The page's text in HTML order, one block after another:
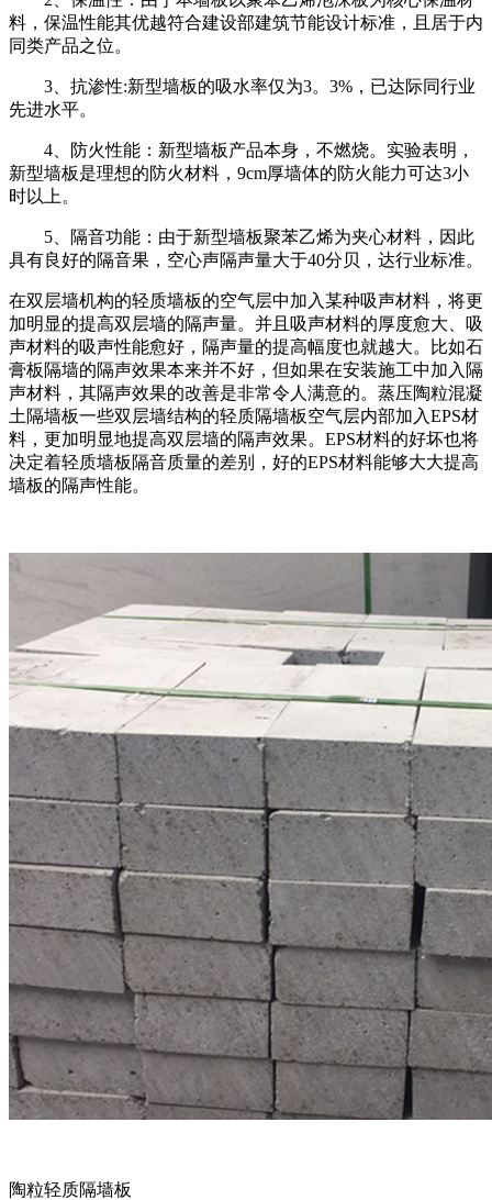
料，保温性能其优越符合建设部建筑节能设计标准，且居于内
同类产品之位。
3、抗渗性:新型墙板的吸水率仅为3。3%，已达际同行业
先进水平。
4、防火性能：新型墙板产品本身，不燃烧。实验表明，
新型墙板是理想的防火材料，9cm厚墙体的防火能力可达3小
时以上。
5、隔音功能：由于新型墙板聚苯乙烯为夹心材料，因此
具有良好的隔音果，空心声隔声量大于40分贝，达行业标准。
在双层墙机构的轻质墙板的空气层中加入某种吸声材料，将更
加明显的提高双层墙的隔声量。并且吸声材料的厚度愈大、吸
声材料的吸声性能愈好，隔声量的提高幅度也就越大。比如石
膏板隔墙的隔声效果本来并不好，但如果在安装施工中加入隔
声材料，其隔声效果的改善是非常令人满意的。蒸压陶粒混凝
土隔墙板一些双层墙结构的轻质隔墙板空气层内部加入EPS材
料，更加明显地提高双层墙的隔声效果。EPS材料的好坏也将
决定着轻质墙板隔音质量的差别，好的EPS材料能够大大提高
墙板的隔声性能。
陶粒轻质隔墙板